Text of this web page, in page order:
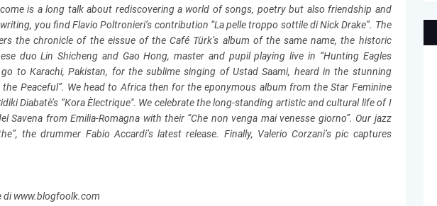
is a long talk about rediscovering a world of songs, poetry but also friendship and
you find Flavio Poltronieri’s contribution “La pelle troppo sottile di Nick Drake”. The
the chronicle of the eissue of the Café Türk’s album of the same name, the historic
duo Lin Shicheng and Gao Hong, master and pupil playing live in “Hunting Eagles
go to Karachi, Pakistan, for the sublime singing of Ustad Saami, heard in the stunning
the Peaceful”. We head to Africa then for the eponymous album from the Star Feminine
Diabatè’s “Kora Èlectrique". We celebrate the long-standing artistic and cultural life of I
Savena from Emilia-Romagna with their “Che non venga mai venesse giorno”. Our jazz
the drummer Fabio Accardi’s latest release. Finally, Valerio Corzani’s pic captures
di www.blogfoolk.com